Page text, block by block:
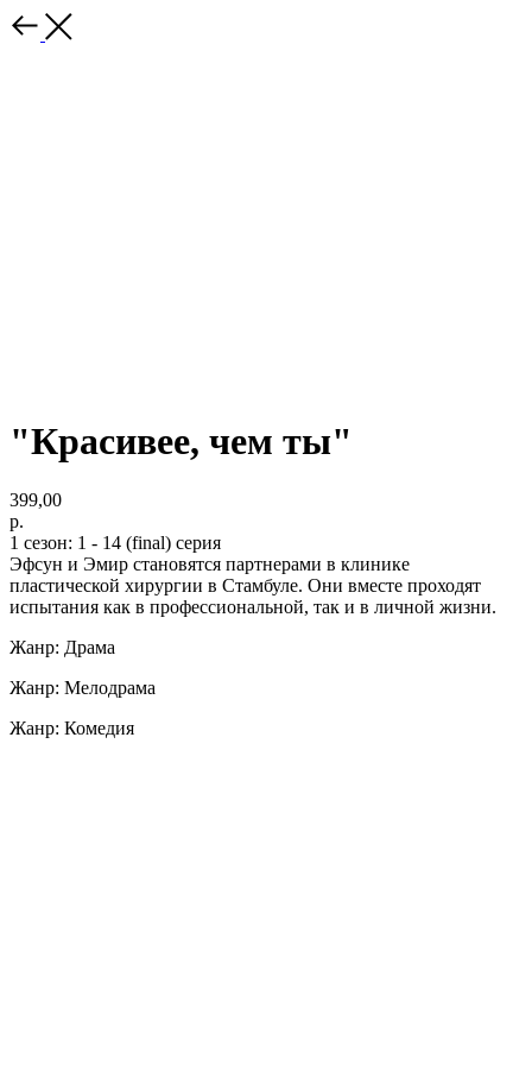
"Красивее, чем ты"
399,00
р.
1 сезон: 1 - 14 (final) серия
Эфсун и Эмир становятся партнерами в клинике
пластической хирургии в Стамбуле. Они вместе проходят
испытания как в профессиональной, так и в личной жизни.
Жанр: Драма
Жанр: Мелодрама
Жанр: Комедия